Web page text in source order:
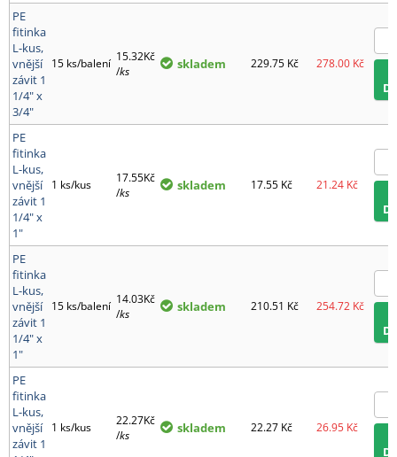
PE
fitinka
L-kus,
vnější
závit 1
1/4" x
3/4"
15 ks/balení 15.32Kč
/ks skladem 229.75 Kč 278.00 Kč
PE
fitinka
L-kus,
vnější
závit 1
1/4" x
1"
1 ks/kus
17.55Kč
/ks skladem 17.55 Kč 21.24 Kč
PE
fitinka
L-kus,
vnější
závit 1
1/4" x
1"
15 ks/balení 14.03Kč
/ks skladem 210.51 Kč 254.72 Kč
PE
fitinka
L-kus,
vnější
závit 1
1 ks/kus
22.27Kč
/ks skladem 22.27 Kč 26.95 Kč